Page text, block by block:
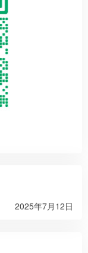
2025年7月12日